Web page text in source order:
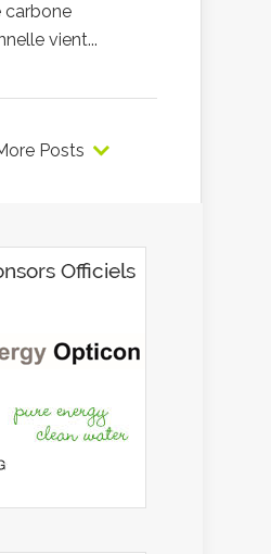
carbone
vient...
Posts